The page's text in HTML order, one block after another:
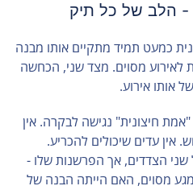
כמעט תמיד מתקיים אותו מבנה
מסוים. מצד שני, הכחשה
אותו אירוע.
חיצונית" נגישה לבקרה. אין
אין עדים שיכולים להכריע.
שני הצדדים, אך הפרשנות שלו -
מסוים, האם הייתה הבנה של